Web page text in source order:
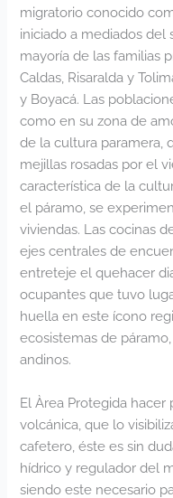
migratorio conocido
iniciado a mediados del
mayoría de las familias
Caldas, Risaralda y
y Boyacá. Las
como en su zona de
de la cultura paramera,
mejillas rosadas por el
característica de la
el páramo, se
viviendas. Las cocinas
ejes centrales de
entreteje el quehacer
ocupantes que tuvo
huella en este ícono
ecosistemas de
andinos.
El Àrea Protegida hacer
volcánica, que lo
cafetero, éste es sin
hídrico y regulador del
siendo este necesario